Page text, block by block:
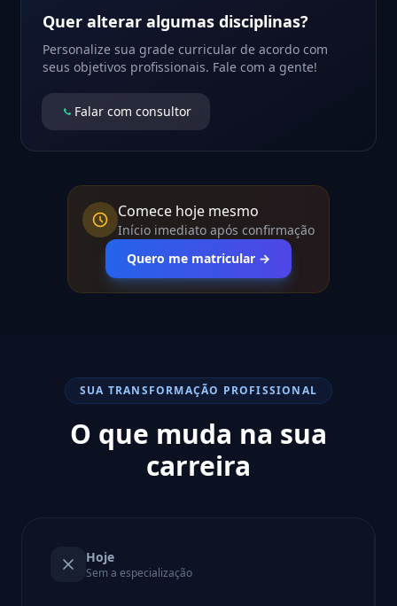
Quer alterar algumas disciplinas?
Personalize sua grade curricular de acordo com
seus objetivos profissionais. Fale com a gente!
Falar com consultor
Comece hoje mesmo
Início imediato após confirmação
Quero me matricular →
SUA TRANSFORMAÇÃO PROFISSIONAL
O que muda na sua
carreira
Hoje
Sem a especialização